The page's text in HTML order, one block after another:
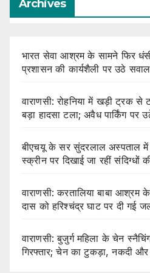
Archives
भारत सेवा आश्रम के सामने फिर
प्रशासन की कार्यशैली पर उठे
वाराणसी: रोहनिया में खड़ी ट्रक
बड़ा हादसा टला; अवैध पार्किंग पर
बीएचयू के सर सुंदरलाल अस्पताल
स्क्रीन पर दिखाई जा रहीं संदिग्धों
वाराणसी: करतालिया बाबा आश्रम
दास को हरिश्चंद्र घाट पर दी गई
वाराणसी: बुजुर्ग महिला के चेन
गिरफ्तार; चेन का टुकड़ा, नकदी और